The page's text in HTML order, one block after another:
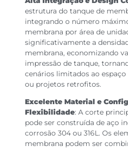
estrutura do tanque de
integrando o número
membrana por área de
significativamente a
membrana, economizando
impressão de tanque,
cenários limitados ao
ou projetos retrofitos.
Excelente Material e
Flexibilidade: A corte
pode ser construída de aço
corrosão 304 ou 316L. Os
membrana podem ser